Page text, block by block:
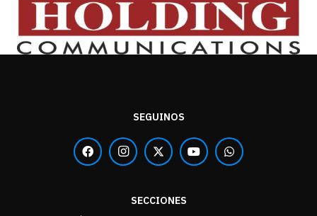
SEGUINOS
SECCIONES